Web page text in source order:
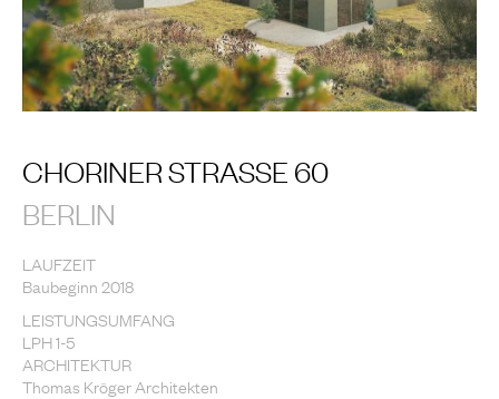
CHORINER STRASSE 60
BERLIN
LAUFZEIT
Baubeginn 2018
LEISTUNGSUMFANG
LPH 1-5
ARCHITEKTUR
Thomas Kröger Architekten